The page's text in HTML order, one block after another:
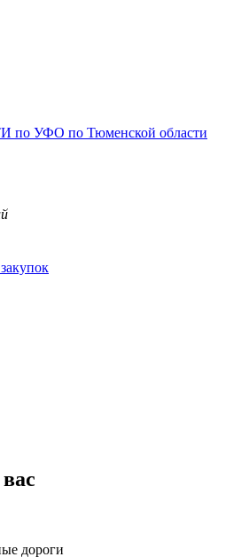
УФО по Тюменской области